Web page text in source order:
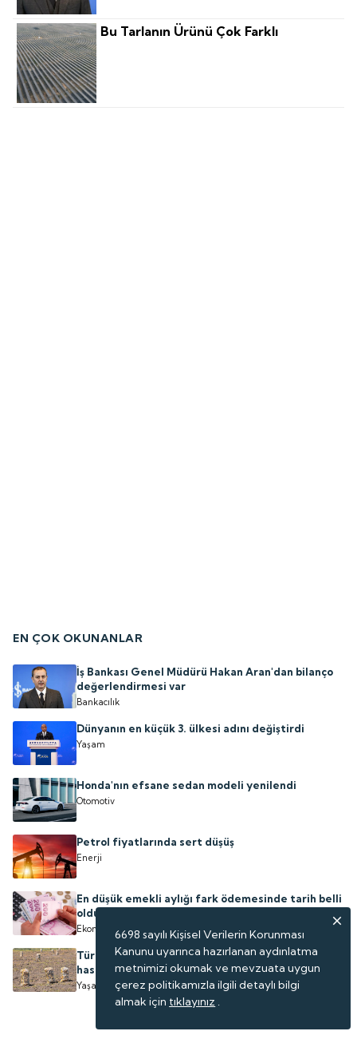
Bu Tarlanın Ürünü Çok Farklı
EN ÇOK OKUNANLAR
İş Bankası Genel Müdürü Hakan Aran'dan bilanço
değerlendirmesi var
Bankacılık
Dünyanın en küçük 3. ülkesi adını değiştirdi
Yaşam
Honda'nın efsane sedan modeli yenilendi
Otomotiv
Petrol fiyatlarında sert düşüş
Enerji
En düşük emekli aylığı fark ödemesinde tarih belli
oldu
Ekonomi
Türkiye'nin 'patates kalesi' olarak anılan ilçede
hasat heyecanı yaşanıyor
Yaşam
6698 sayılı Kişisel Verilerin Korunması
Kanunu uyarınca hazırlanan aydınlatma
metnimizi okumak ve mevzuata uygun
çerez politikamızla ilgili detaylı bilgi
almak için tıklayınız .